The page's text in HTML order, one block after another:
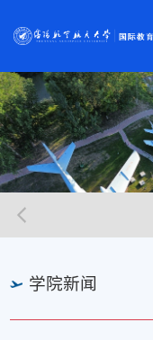
学院新闻